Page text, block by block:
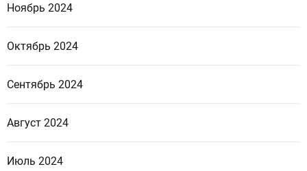
Ноябрь 2024
Октябрь 2024
Сентябрь 2024
Август 2024
Июль 2024